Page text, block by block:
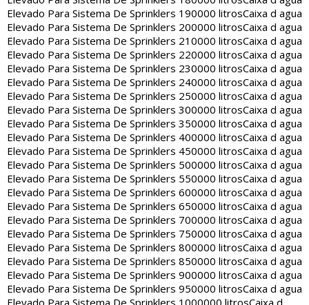
Elevado Para Sistema De Sprinklers 190000 litrosCaixa d agua
Elevado Para Sistema De Sprinklers 200000 litrosCaixa d agua
Elevado Para Sistema De Sprinklers 210000 litrosCaixa d agua
Elevado Para Sistema De Sprinklers 220000 litrosCaixa d agua
Elevado Para Sistema De Sprinklers 230000 litrosCaixa d agua
Elevado Para Sistema De Sprinklers 240000 litrosCaixa d agua
Elevado Para Sistema De Sprinklers 250000 litrosCaixa d agua
Elevado Para Sistema De Sprinklers 300000 litrosCaixa d agua
Elevado Para Sistema De Sprinklers 350000 litrosCaixa d agua
Elevado Para Sistema De Sprinklers 400000 litrosCaixa d agua
Elevado Para Sistema De Sprinklers 450000 litrosCaixa d agua
Elevado Para Sistema De Sprinklers 500000 litrosCaixa d agua
Elevado Para Sistema De Sprinklers 550000 litrosCaixa d agua
Elevado Para Sistema De Sprinklers 600000 litrosCaixa d agua
Elevado Para Sistema De Sprinklers 650000 litrosCaixa d agua
Elevado Para Sistema De Sprinklers 700000 litrosCaixa d agua
Elevado Para Sistema De Sprinklers 750000 litrosCaixa d agua
Elevado Para Sistema De Sprinklers 800000 litrosCaixa d agua
Elevado Para Sistema De Sprinklers 850000 litrosCaixa d agua
Elevado Para Sistema De Sprinklers 900000 litrosCaixa d agua
Elevado Para Sistema De Sprinklers 950000 litrosCaixa d agua